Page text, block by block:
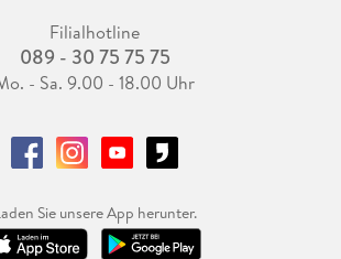
Filialhotline
089 - 30 75 75 75
- Sa. 9.00 - 18.00 Uhr
Sie unsere App herunter.